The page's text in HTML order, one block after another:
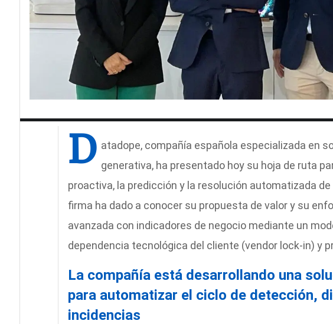
D atadope, compañía española especializada en
generativa, ha presentado hoy su hoja de ruta
proactiva, la predicción y la resolución automatizada
firma ha dado a conocer su propuesta de valor y su
avanzada con indicadores de negocio mediante un
dependencia tecnológica del cliente (vendor lock-in) y
La compañía está desarrollando una
para automatizar el ciclo de detección,
incidencias